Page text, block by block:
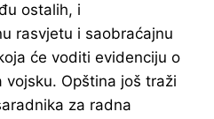
ostalih, i
rasvjetu i saobraćajnu
će voditi evidenciju o
vojsku. Opština još traži
za radna